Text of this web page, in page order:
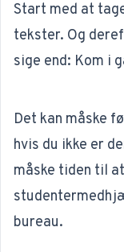
Start med at
tekster. Og
sige end: Kom i
Det kan måske
hvis du ikke er
måske tiden til
bureau.